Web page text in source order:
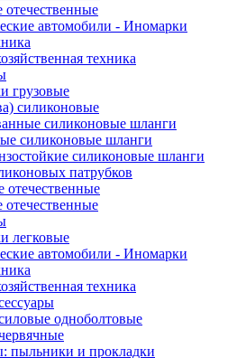
отечественные
автомобили - Иномарки
техника
грузовые
силиконовые
силиконовые шланги
силиконовые шланги
силиконовые шланги
патрубков
отечественные
отечественные
легковые
автомобили - Иномарки
техника
одноболтовые
пыльники и прокладки